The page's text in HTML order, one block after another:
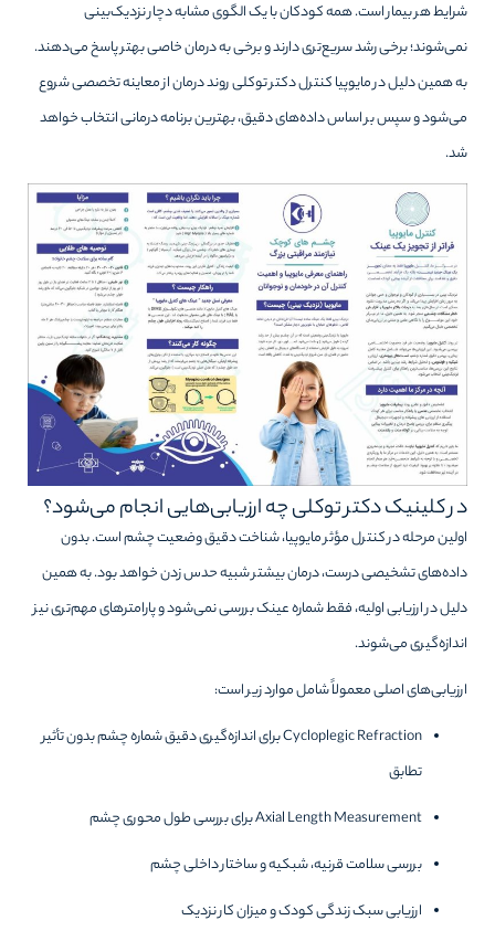
شرایط هر بیمار است. همه کودکان با یک الگوی مشابه دچار نزدیک‌بینی
نمی‌شوند؛ برخی رشد سریع‌تری دارند و برخی به درمان خاصی بهتر پاسخ می‌دهند.
به همین دلیل در مایوپیا کنترل دکتر توکلی روند درمان از معاینه تخصصی شروع
می‌شود و سپس بر اساس داده‌های دقیق، بهترین برنامه درمانی انتخاب خواهد
شد.
در کلینیک دکتر توکلی چه ارزیابی‌هایی انجام می‌شود؟
اولین مرحله در کنترل مؤثر مایوپیا، شناخت دقیق وضعیت چشم است. بدون
داده‌های تشخیصی درست، درمان بیشتر شبیه حدس زدن خواهد بود. به همین
دلیل در ارزیابی اولیه، فقط شماره عینک بررسی نمی‌شود و پارامترهای مهم‌تری نیز
اندازه‌گیری می‌شوند.
ارزیابی‌های اصلی معمولاً شامل موارد زیر است:
Cycloplegic Refraction برای اندازه‌گیری دقیق شماره چشم بدون تأثیر
تطابق
Axial Length Measurement برای بررسی طول محوری چشم
بررسی سلامت قرنیه، شبکیه و ساختار داخلی چشم
ارزیابی سبک زندگی کودک و میزان کار نزدیک